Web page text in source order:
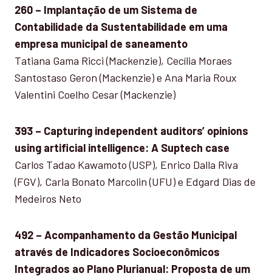
260 – Implantação de um Sistema de
Contabilidade da Sustentabilidade em uma
empresa municipal de saneamento
Tatiana Gama Ricci (Mackenzie), Cecília Moraes
Santostaso Geron (Mackenzie) e Ana Maria Roux
Valentini Coelho Cesar (Mackenzie)
393 – Capturing independent auditors’ opinions
using artificial intelligence: A Suptech case
Carlos Tadao Kawamoto (USP), Enrico Dalla Riva
(FGV), Carla Bonato Marcolin (UFU) e Edgard Dias de
Medeiros Neto
492 – Acompanhamento da Gestão Municipal
através de Indicadores Socioeconômicos
Integrados ao Plano Plurianual: Proposta de um